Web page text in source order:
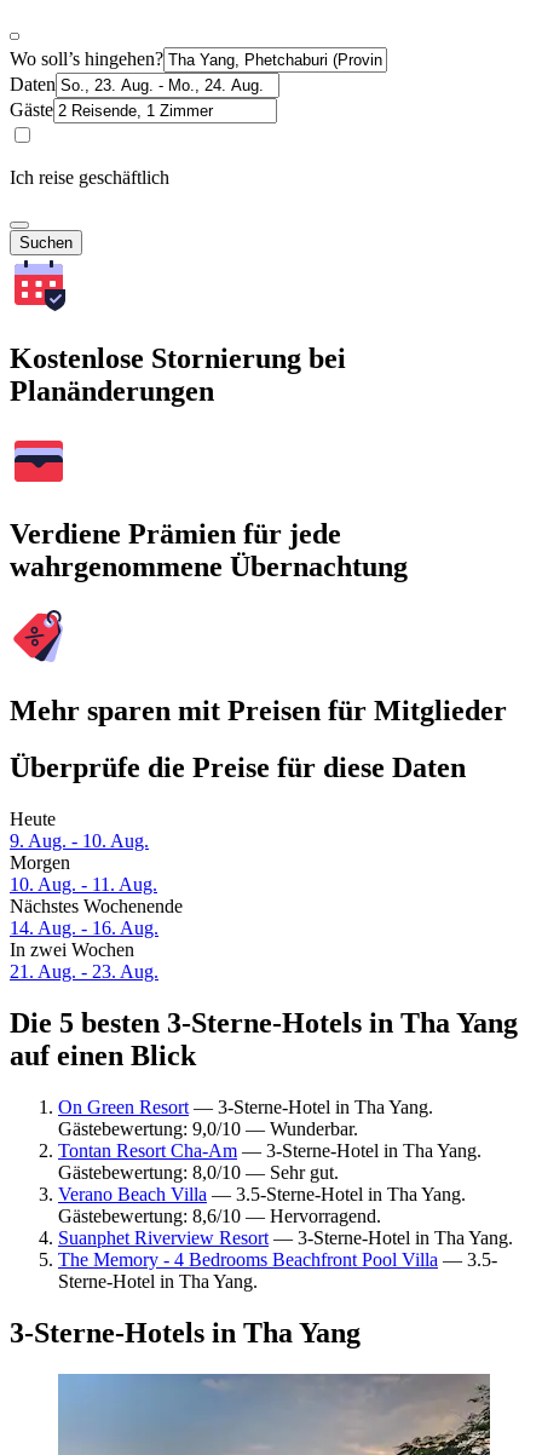
Wo soll’s hingehen?
Daten
Gäste
Ich reise geschäftlich
Suchen
Kostenlose Stornierung bei
Planänderungen
Verdiene Prämien für jede
wahrgenommene Übernachtung
Mehr sparen mit Preisen für Mitglieder
Überprüfe die Preise für diese Daten
Heute
9. Aug. - 10. Aug.
Morgen
10. Aug. - 11. Aug.
Nächstes Wochenende
14. Aug. - 16. Aug.
In zwei Wochen
21. Aug. - 23. Aug.
Die 5 besten 3-Sterne-Hotels in Tha Yang
auf einen Blick
On Green Resort — 3-Sterne-Hotel in Tha Yang.
Gästebewertung: 9,0/10 — Wunderbar.
Tontan Resort Cha-Am — 3-Sterne-Hotel in Tha Yang.
Gästebewertung: 8,0/10 — Sehr gut.
Verano Beach Villa — 3.5-Sterne-Hotel in Tha Yang.
Gästebewertung: 8,6/10 — Hervorragend.
Suanphet Riverview Resort — 3-Sterne-Hotel in Tha Yang.
The Memory - 4 Bedrooms Beachfront Pool Villa — 3.5-
Sterne-Hotel in Tha Yang.
3-Sterne-Hotels in Tha Yang